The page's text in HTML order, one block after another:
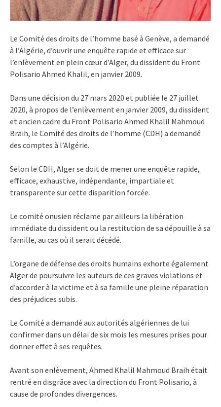
Le Comité des droits de l’homme basé à Genève, a demandé
à l’Algérie, d’ouvrir une enquête rapide et efficace sur
l’enlèvement en plein cœur d’Alger, du dissident du Front
Polisario Ahmed Khalil, en janvier 2009.
Dans une décision du 27 mars 2020 et publiée le 27 juillet
2020, à propos de l’enlèvement en janvier 2009, du dissident
et ancien cadre du Front Polisario Ahmed Khalil Mahmoud
Braih, le Comité des droits de l’homme (CDH) a demandé
des comptes à l’Algérie.
Selon le CDH, Alger se doit de mener une enquête rapide,
efficace, exhaustive, indépendante, impartiale et
transparente sur cette disparition forcée.
Le comité onusien réclame par ailleurs la libération
immédiate du dissident ou la restitution de sa dépouille à sa
famille, au cas où il serait décédé.
L’organe de défense des droits humains exhorte également
Alger de poursuivre les auteurs de ces graves violations et
d’accorder à la victime et à sa famille une pleine réparation
des préjudices subis.
Le Comité a demandé aux autorités algériennes de lui
confirmer dans un délai de six mois les mesures prises pour
donner effet à ses requêtes.
Avant son enlèvement, Ahmed Khalil Mahmoud Braih était
rentré en disgrâce avec la direction du Front Polisario, à
cause de profondes divergences.